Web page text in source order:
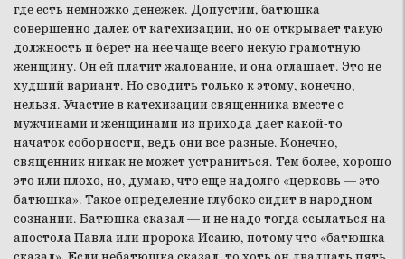
где есть немножко денежек. Допустим, батюшка
совершенно далек от катехизации, но он открывает такую
должность и берет на нее чаще всего некую грамотную
женщину. Он ей платит жалование, и она оглашает. Это не
худший вариант. Но сводить только к этому, конечно,
нельзя. Участие в катехизации священника вместе с
мужчинами и женщинами из прихода дает какой-то
начаток соборности, ведь они все разные. Конечно,
священник никак не может устраниться. Тем более, хорошо
это или плохо, но, думаю, что еще надолго «церковь — это
батюшка». Такое определение глубоко сидит в народном
сознании. Батюшка сказал — и не надо тогда ссылаться на
апостола Павла или пророка Исаию, потому что «батюшка